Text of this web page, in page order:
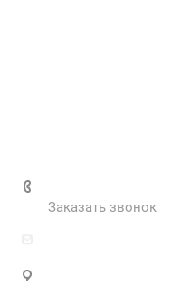
Заказать звонок